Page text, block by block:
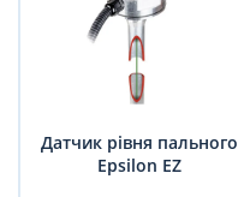
Датчик рівня пального
Epsilon EZ